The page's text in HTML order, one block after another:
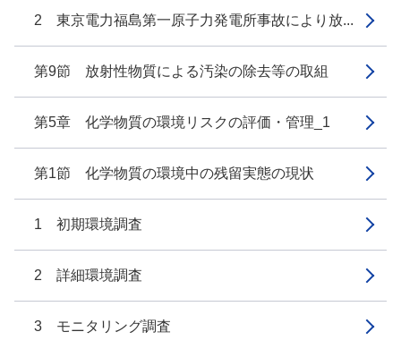
2 東京電力福島第一原子力発電所事故により放...
第9節 放射性物質による汚染の除去等の取組
第5章 化学物質の環境リスクの評価・管理_1
第1節 化学物質の環境中の残留実態の現状
1 初期環境調査
2 詳細環境調査
3 モニタリング調査